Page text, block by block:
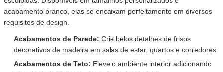
acabamento branco, elas se encaixam perfeitamente em diversos
requisitos de design.
Acabamentos de Parede: Crie belos detalhes de frisos
decorativos de madeira em salas de estar, quartos e corredores
Acabamentos de Teto: Eleve o ambiente interior adicionando